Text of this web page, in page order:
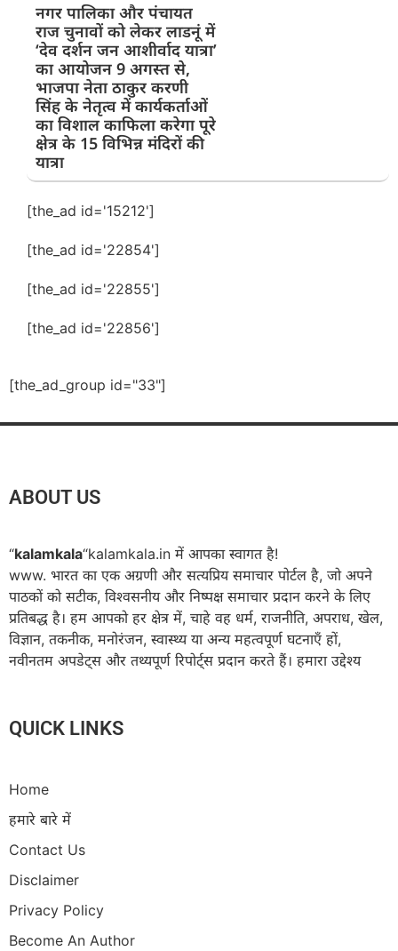
नगर पालिका और पंचायत
राज चुनावों को लेकर लाडनूं में
‘देव दर्शन जन आशीर्वाद यात्रा’
का आयोजन 9 अगस्त से,
भाजपा नेता ठाकुर करणी
सिंह के नेतृत्व में कार्यकर्ताओं
का विशाल काफिला करेगा पूरे
क्षेत्र के 15 विभिन्न मंदिरों की
यात्रा
[the_ad id='15212']
[the_ad id='22854']
[the_ad id='22855']
[the_ad id='22856']
[the_ad_group id="33"]
ABOUT US
“kalamkala“kalamkala.in में आपका स्वागत है!
www. भारत का एक अग्रणी और सत्यप्रिय समाचार पोर्टल है, जो अपने
पाठकों को सटीक, विश्वसनीय और निष्पक्ष समाचार प्रदान करने के लिए
प्रतिबद्ध है। हम आपको हर क्षेत्र में, चाहे वह धर्म, राजनीति, अपराध, खेल,
विज्ञान, तकनीक, मनोरंजन, स्वास्थ्य या अन्य महत्वपूर्ण घटनाएँ हों,
नवीनतम अपडेट्स और तथ्यपूर्ण रिपोर्ट्स प्रदान करते हैं। हमारा उद्देश्य
QUICK LINKS
Home
हमारे बारे में
Contact Us
Disclaimer
Privacy Policy
Become An Author